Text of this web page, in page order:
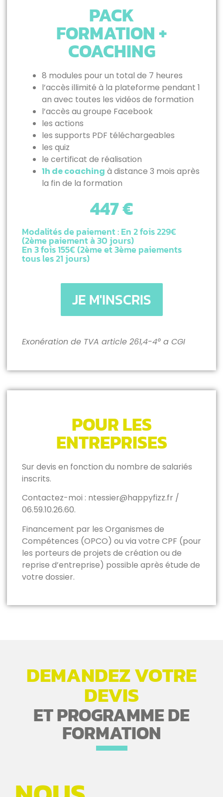
PACK
FORMATION +
COACHING
8 modules pour un total de 7 heures
l’accès illimité à la plateforme pendant 1
an avec toutes les vidéos de formation
l’accès au groupe Facebook
les actions
les supports PDF téléchargeables
les quiz
le certificat de réalisation
1h de coaching à distance 3 mois après
la fin de la formation
447 €
Modalités de paiement : En 2 fois 229€
(2ème paiement à 30 jours)
En 3 fois 155€ (2ème et 3ème paiements
tous les 21 jours)
JE M'INSCRIS
Exonération de TVA article 261,4-4° a CGI
POUR LES
ENTREPRISES
Sur devis en fonction du nombre de salariés
inscrits.
Contactez-moi : ntessier@happyfizz.fr /
06.59.10.26.60.
Financement par les Organismes de
Compétences (OPCO) ou via votre CPF (pour
les porteurs de projets de création ou de
reprise d’entreprise) possible après étude de
votre dossier.
DEMANDEZ VOTRE
DEVIS
ET PROGRAMME DE
FORMATION